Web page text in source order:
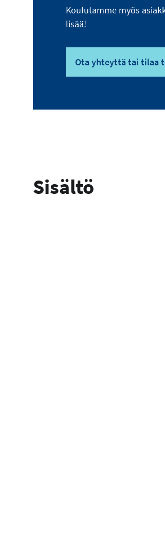
Koulutamme myös
lisää!
Ota yhteyttä tai tilaa
Sisältö